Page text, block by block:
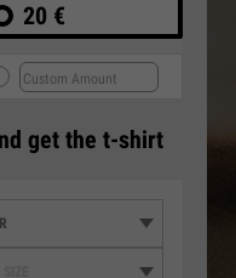
20 €
get the t-shirt